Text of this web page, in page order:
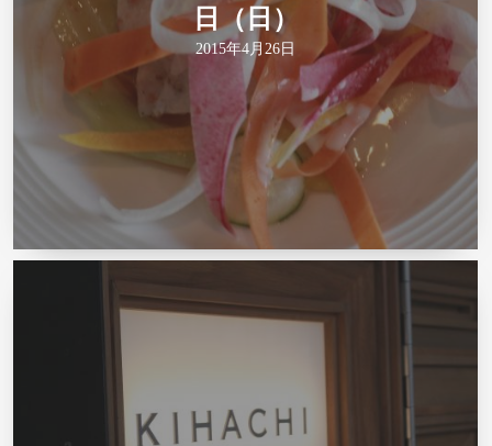
日（日）
2015年4月26日